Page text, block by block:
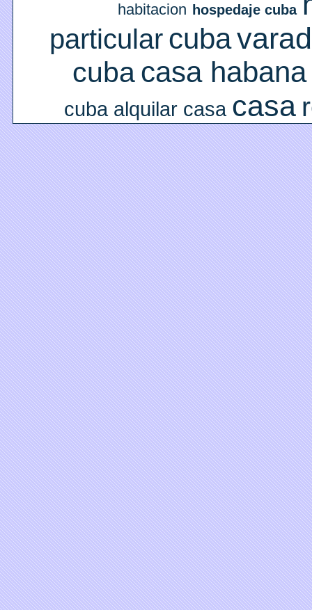
habitacion hospedaje cuba
particular cuba
cubacasa habana
cuba alquilar casa casa